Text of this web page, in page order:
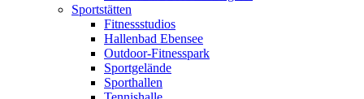
Sportstätten
Fitnessstudios
Hallenbad Ebensee
Outdoor-Fitnesspark
Sportgelände
Sporthallen